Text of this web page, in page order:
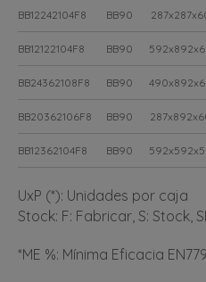
BB12242104F8 BB90
BB12122104F8 BB90
BB24362108F8 BB90
BB20362106F8 BB90
BB12362104F8 BB90
UxP (*): Unidades por caja
Stock: F: Fabricar, S: Stock,
*ME %: Mínima Eficacia